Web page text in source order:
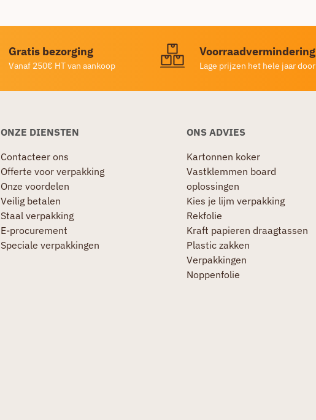
Gratis bezorging
Vanaf 250€ HT van aankoop
Voorraadvermindering
Lage prijzen het hele jaar door
ONZE DIENSTEN
Contacteer ons
Offerte voor verpakking
Onze voordelen
Veilig betalen
Staal verpakking
E-procurement
Speciale verpakkingen
ONS ADVIES
Kartonnen koker
Vastklemmen board
oplossingen
Kies je lijm verpakking
Rekfolie
Kraft papieren draagtassen
Plastic zakken
Verpakkingen
Noppenfolie